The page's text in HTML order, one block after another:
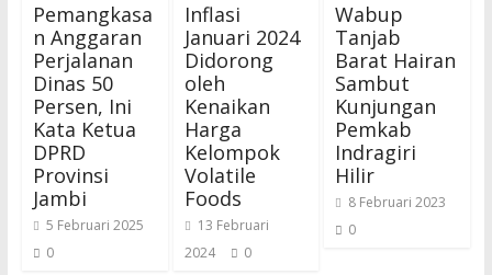
Pemangkasa
n Anggaran
Perjalanan
Dinas 50
Persen, Ini
Kata Ketua
DPRD
Provinsi
Jambi
5 Februari 2025
0
Inflasi
Januari 2024
Didorong
oleh
Kenaikan
Harga
Kelompok
Volatile
Foods
13 Februari
2024
0
Wabup
Tanjab
Barat Hairan
Sambut
Kunjungan
Pemkab
Indragiri
Hilir
8 Februari 2023
0